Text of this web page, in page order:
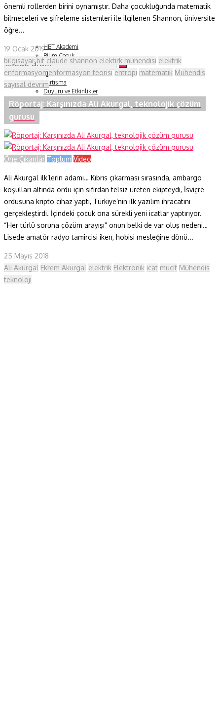
Teknoyaşam
HBT Akademi
Bilim Çocuk
Soru ve Yanıt
Kitap Tanıtımları
Tartışma
Duyuru ve Etkinlikler
Konu Listesi
önemli rollerden birini oynamıştır. Daha çocukluğunda matematik
bilmeceleri ve şifreleme sistemleri ile ilgilenen Shannon, üniversite
öğre...
19 Ocak 2019
bilgisayar bit claude shannon elektirk mühendisi elektrik
enformasyon enformasyon teorisi entropi matematik Mühendis
sayısal devrim
Röportaj: Karşınızda Ali Akurgal, teknolojik çözüm
gurusu
Öne Çıkanlar Toplum Video
Ali Akurgal ilk’lerin adamı… Kıbrıs çıkarması sırasında, ambargo
koşulları altında ordu için sıfırdan telsiz üreten ekipteydi, İsviçre
ordusuna kripto cihaz yaptı, Türkiye’nin ilk yazılım ihracatını
gerçekleştirdi. İçindeki çocuk ona sürekli yeni icatlar yaptırıyor.
“Her türlü soruna çözüm arayışı” onun belki de var oluş nedeni…
Lisede amatör radyo tamircisi iken, hobisi mesleğine dönü...
25 Mayıs 2018
Ali Akurgal Ekrem Akurgal elektrik Elektronik icat mucit Mühendis
teknoloji